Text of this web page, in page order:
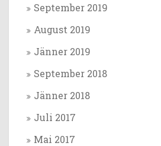
September 2019
August 2019
Jänner 2019
September 2018
Jänner 2018
Juli 2017
Mai 2017